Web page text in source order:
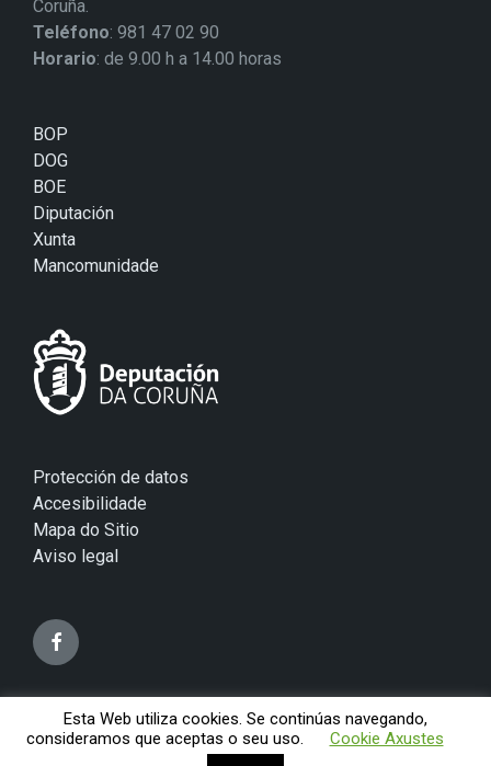
Coruña.
Teléfono: 981 47 02 90
Horario: de 9.00 h a 14.00 horas
BOP
DOG
BOE
Diputación
Xunta
Mancomunidade
Protección de datos
Accesibilidade
Mapa do Sitio
Aviso legal
© 2026 Concello de Mugardos
Esta Web utiliza cookies. Se continúas navegando,
consideramos que aceptas o seu uso.
Cookie Axustes